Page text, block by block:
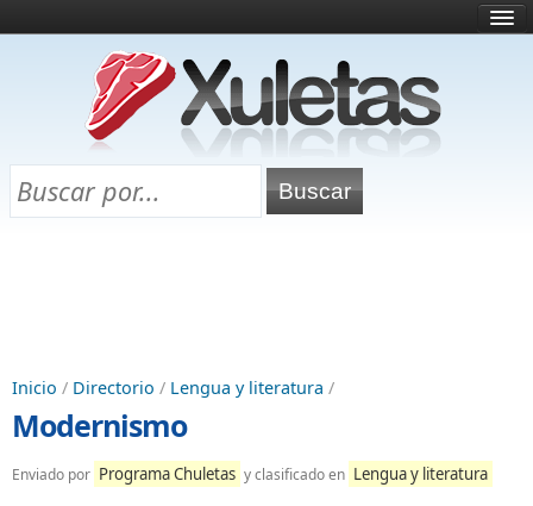
¿Qué es esto?
Directorio
Chuletas para exámenes
Inicio / Directorio / Lengua y literatura /
Modernismo
Enviado por Programa Chuletas y clasificado en Lengua y literatura